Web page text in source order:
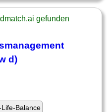
gefunden
d)
Balance